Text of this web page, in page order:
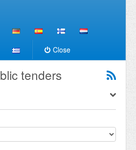
Close
tenders